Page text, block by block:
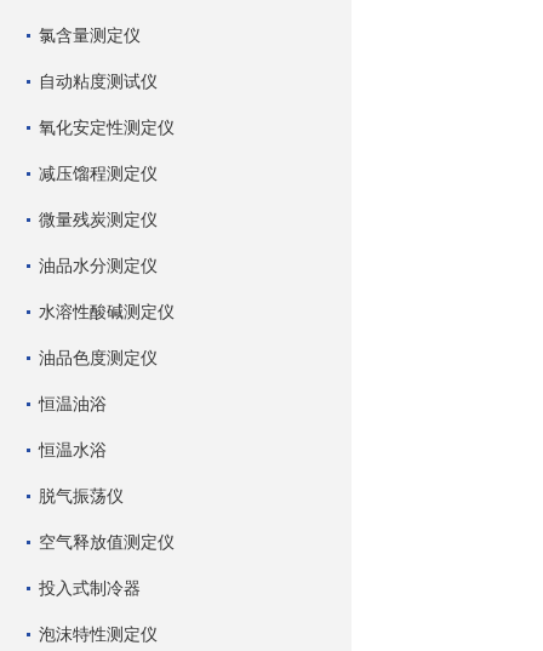
氯含量测定仪
自动粘度测试仪
氧化安定性测定仪
减压馏程测定仪
微量残炭测定仪
油品水分测定仪
水溶性酸碱测定仪
油品色度测定仪
恒温油浴
恒温水浴
脱气振荡仪
空气释放值测定仪
投入式制冷器
泡沫特性测定仪